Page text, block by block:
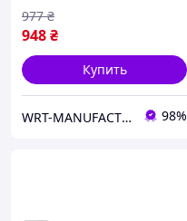
948₴
977 ₴
Купить
WRT-MANUFACTURING 98%